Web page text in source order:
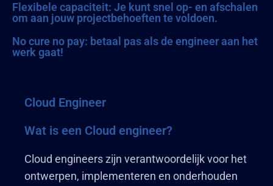
Flexibele capaciteit: Je kunt snel op- en afschalen
om aan jouw projectbehoeften te voldoen.
No cure no pay: betaal pas als de engineer aan het
werk gaat!
Cloud Engineer
Wat is een Cloud engineer?
Cloud engineers zijn verantwoordelijk voor het
ontwerpen, implementeren en onderhouden